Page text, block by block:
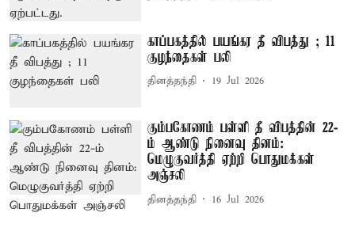
காப்பகத்தில் பயங்கர தீ விபத்து ; 11
குழந்தைகள் பலி
தினத்தந்தி 19 Jul 2026
கும்பகோணம் பள்ளி தீ விபத்தின் 22-
ம் ஆண்டு நினைவு தினம்:
மெழுகுவர்த்தி ஏற்றி பொதுமக்கள்
அஞ்சலி
தினத்தந்தி 16 Jul 2026